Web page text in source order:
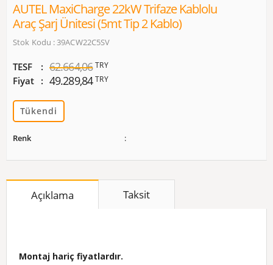
AUTEL MaxiCharge 22kW Trifaze Kablolu
Araç Şarj Ünitesi (5mt Tip 2 Kablo)
Stok Kodu : 39ACW22C5SV
TESF 62.664,06 TRY
Fiyat 49.289,84 TRY
Tükendi
Renk
Açıklama Taksit
Montaj hariç fiyatlardır.